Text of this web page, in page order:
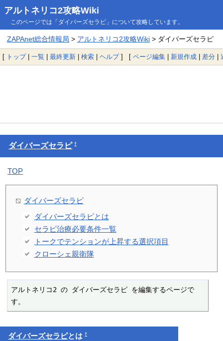
アルトネリコ2攻略Wiki
このページでは「ダイバーズセラピ」について攻略しています。
ZAPAnet総合情報局 > アルトネリコ2攻略Wiki> ダイバーズセラピ
[ トップ| 一覧 | 最終更新 | 検索 | ヘルプ] [ ページ編集 | 新規作成 | 差分 |
ダイバーズセラピ †
TOP
ダイバーズセラピ
ダイバーズセラピとは
セラピ治療必要条件一覧
トークでテンションが上昇する選択項目
クローシェ親衛隊
アルトネリコ2 の ダイバーズセラピ を編集するページで
す。
ダイバーズセラピとは†